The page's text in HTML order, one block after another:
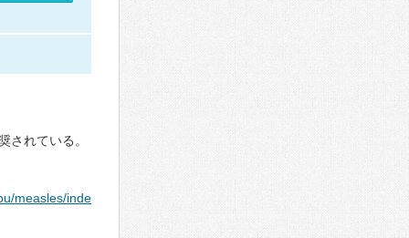
されている。
measles/inde